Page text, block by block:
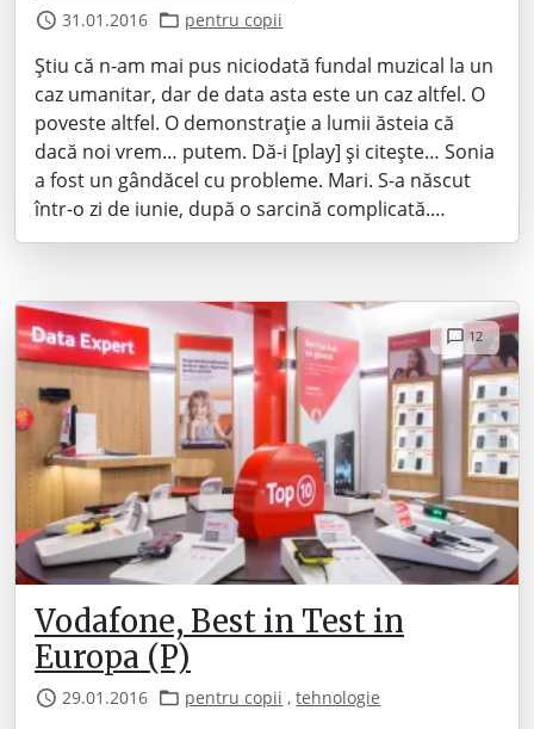
31.01.2016 pentru copii
Știu că n-am mai pus niciodată fundal muzical la un
caz umanitar, dar de data asta este un caz altfel. O
poveste altfel. O demonstrație a lumii ăsteia că
dacă noi vrem… putem. Dă-i [play] și citește… Sonia
a fost un gândăcel cu probleme. Mari. S-a născut
într-o zi de iunie, după o sarcină complicată.…
12
Vodafone, Best in Test in
Europa (P)
29.01.2016 pentru copii ,tehnologie